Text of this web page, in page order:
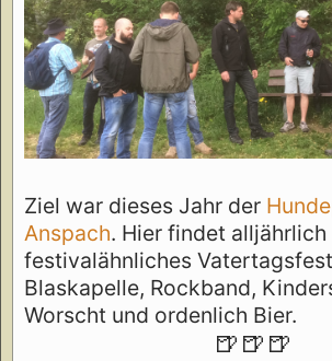
Ziel war dieses Jahr der
Anspach. Hier findet alljährlich
festivalähnliches
Blaskapelle, Rockband,
Worscht und ordenlich Bier.
🍺🍺🍺